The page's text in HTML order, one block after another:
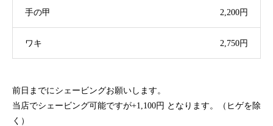
手の甲 2,200円
ワキ 2,750円
前日までにシェービングお願いします。
当店でシェービング可能ですが+1,100円 となります。（ヒゲを除
く）